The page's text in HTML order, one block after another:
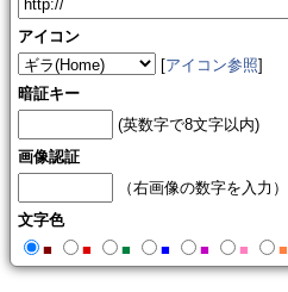
アイコン
[アイコン参照]
暗証キー
(英数字で8文字以内)
画像認証
（右画像の数字を入力）
文字色
■
■ ■ ■ ■ ■ ■